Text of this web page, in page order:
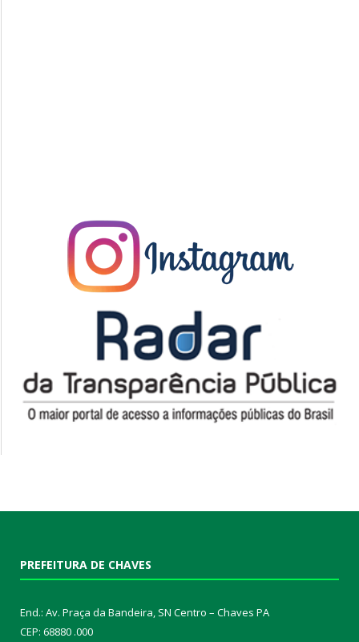
PREFEITURA DE CHAVES
End.: Av. Praça da Bandeira, SN Centro – Chaves PA
CEP: 68880 .000